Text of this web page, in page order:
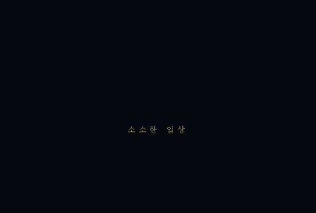
소소한 일상